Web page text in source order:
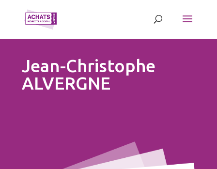
Jean-Christophe
ALVERGNE